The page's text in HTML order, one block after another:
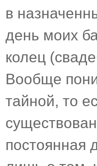
в
день моих
колец
Вообще
тайной, то
постоянная